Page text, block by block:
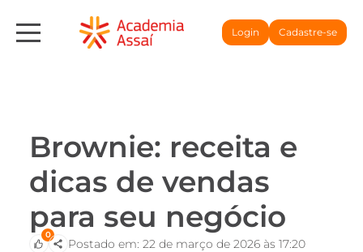
Login Cadastre-se
Brownie: receita e
dicas de vendas
para seu negócio
0
Postado em: 22 de março de 2026 às 17:20